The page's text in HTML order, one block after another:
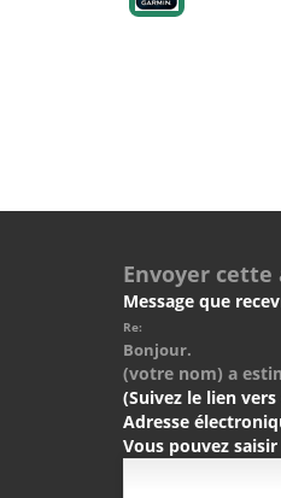
Envoyer
Message que
Re:
Bonjour.
(votre nom) a
(Suivez le lien
Adresse
Vous pouvez